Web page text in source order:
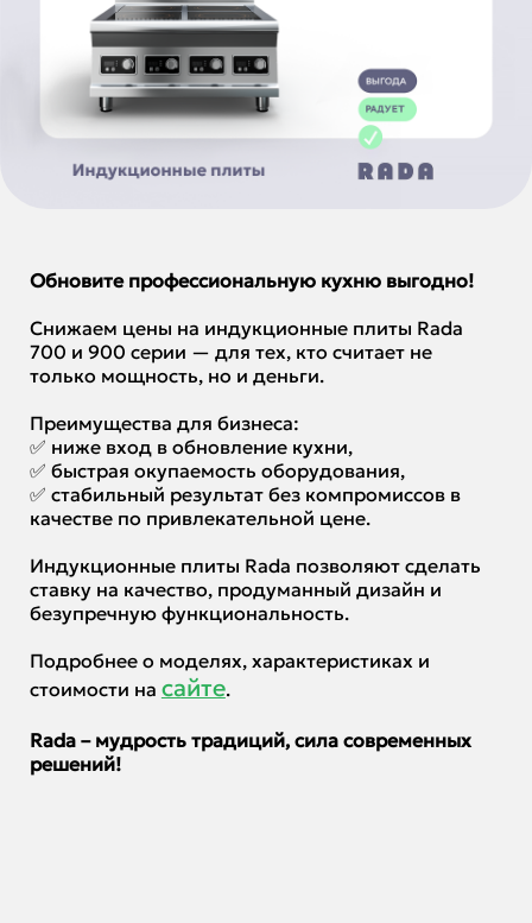
Обновите профессиональную кухню выгодно!
Снижаем цены на индукционные плиты Rada
700 и 900 серии — для тех, кто считает не
только мощность, но и деньги.
Преимущества для бизнеса:
✅ ниже вход в обновление кухни,
✅ быстрая окупаемость оборудования,
✅ стабильный результат без компромиссов в
качестве по привлекательной цене.
Индукционные плиты Rada позволяют сделать
ставку на качество, продуманный дизайн и
безупречную функциональность.
Подробнее о моделях, характеристиках и
стоимости на сайте.
Rada – мудрость традиций, сила современных
решений!